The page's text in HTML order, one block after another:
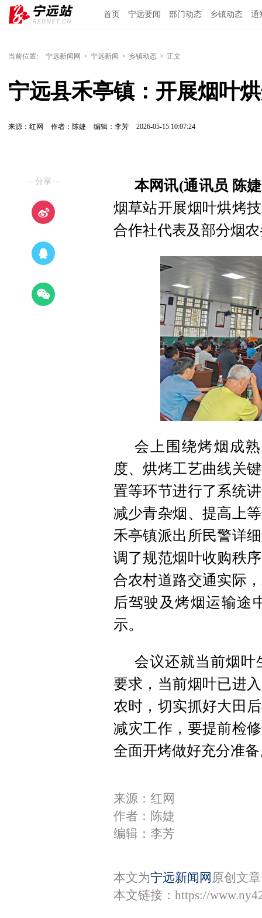
首页 宁远要闻 部门动态 乡镇动态 通
当前位置: 宁远新闻网 > 宁远新闻 > 乡镇动态 > 正文
宁远县禾亭镇：开展烟叶
来源：红网 作者：陈婕 编辑：李芳 2026-05-15 10:07:24
—分享—
本网讯(通讯员 陈
烟草站开展烟叶烘烤
合作社代表及部分烟
会上围绕烤烟成
度、烘烤工艺曲线关
置等环节进行了系统
减少青杂烟、提高上
禾亭镇派出所民警详
调了规范烟叶收购秩
合农村道路交通实际
后驾驶及烤烟运输途
示。
会议还就当前烟叶
要求，当前烟叶已进
农时，切实抓好大田
减灾工作，要提前检
全面开烤做好充分准
来源：红网
作者：陈婕
编辑：李芳
本文为宁远新闻网 原创文
本文链接： https://